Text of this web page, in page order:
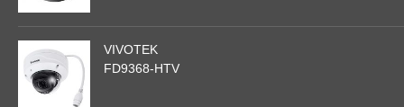
VIVOTEK
FD9368-HTV